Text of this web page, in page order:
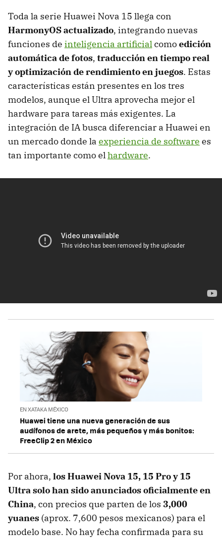
Toda la serie Huawei Nova 15 llega con
HarmonyOS actualizado, integrando nuevas
funciones de inteligencia artificialcomoedición
automática de fotos, traducción en tiempo real
yoptimización de rendimiento en juegos. Estas
características están presentes en los tres
modelos, aunque el Ultra aprovecha mejor el
hardware para tareas más exigentes. La
integración de IA busca diferenciar a Huawei en
un mercado donde la experiencia de software es
tan importante como elhardware.
EN XATAKA MÉXICO
Huawei tiene una nueva generación de sus
audífonos de arete, más pequeños y más bonitos:
FreeClip 2 en México
Por ahora, losHuawei Nova 15, 15 Pro y 15
Ultra solo han sido anunciados oficialmente en
China, con precios que parten de los 3,000
yuanes (aprox. 7,600 pesos mexicanos) para el
modelo base. No hay fecha confirmada para su